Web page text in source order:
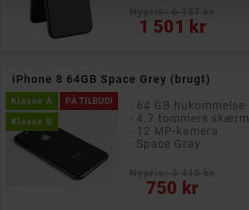
1 501 kr
Pris
iPhone 8 64GB Space Grey (brugt)
PÅ TILBUD!
Klasse A
Klasse B
- 64 GB hukommelse
- 4.7 tommers skærm
- 12 MP-kamera
- Space Gray
750 kr
Pris